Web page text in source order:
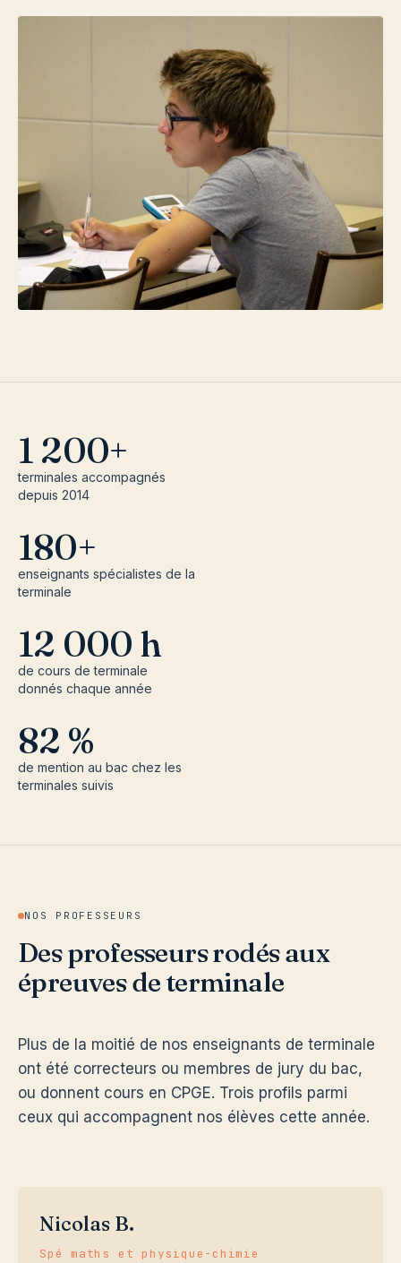
1 200+
terminales accompagnés
depuis 2014
180+
enseignants spécialistes de la
terminale
12 000 h
de cours de terminale
donnés chaque année
82 %
de mention au bac chez les
terminales suivis
NOS PROFESSEURS
Des professeurs rodés aux
épreuves de terminale
Plus de la moitié de nos enseignants de terminale
ont été correcteurs ou membres de jury du bac,
ou donnent cours en CPGE. Trois profils parmi
ceux qui accompagnent nos élèves cette année.
Nicolas B.
Spé maths et physique-chimie